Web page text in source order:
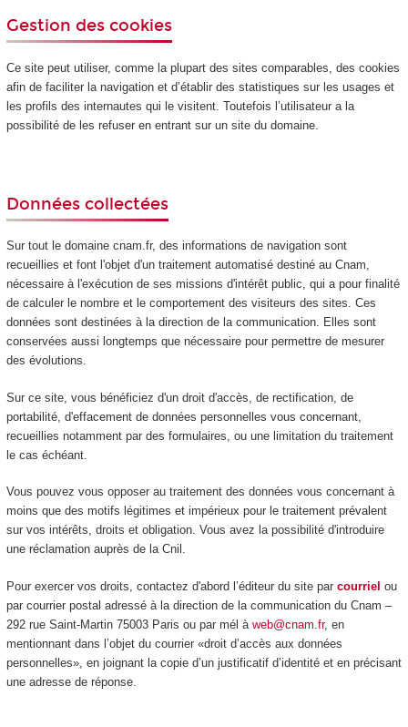
Gestion des cookies
Ce site peut utiliser, comme la plupart des sites comparables, des cookies
afin de faciliter la navigation et d’établir des statistiques sur les usages et
les profils des internautes qui le visitent. Toutefois l’utilisateur a la
possibilité de les refuser en entrant sur un site du domaine.
Données collectées
Sur tout le domaine cnam.fr, des informations de navigation sont
recueillies et font l'objet d'un traitement automatisé destiné au Cnam,
nécessaire à l'exécution de ses missions d'intérêt public, qui a pour finalité
de calculer le nombre et le comportement des visiteurs des sites. Ces
données sont destinées à la direction de la communication. Elles sont
conservées aussi longtemps que nécessaire pour permettre de mesurer
des évolutions.
Sur ce site, vous bénéficiez d'un droit d'accès, de rectification, de
portabilité, d'effacement de données personnelles vous concernant,
recueillies notamment par des formulaires, ou une limitation du traitement
le cas échéant.
Vous pouvez vous opposer au traitement des données vous concernant à
moins que des motifs légitimes et impérieux pour le traitement prévalent
sur vos intérêts, droits et obligation. Vous avez la possibilité d'introduire
une réclamation auprès de la Cnil.
Pour exercer vos droits, contactez d'abord l’éditeur du site par courriel ou
par courrier postal adressé à la direction de la communication du Cnam –
292 rue Saint-Martin 75003 Paris ou par mél à web@cnam.fr, en
mentionnant dans l’objet du courrier «droit d’accès aux données
personnelles», en joignant la copie d’un justificatif d’identité et en précisant
une adresse de réponse.